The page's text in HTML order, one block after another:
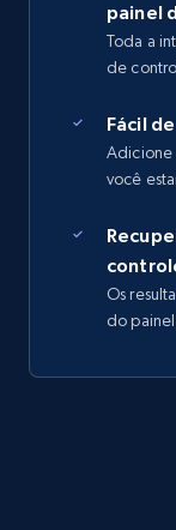
painel
Toda a
de
Fácil
Adicione
você
Os
do